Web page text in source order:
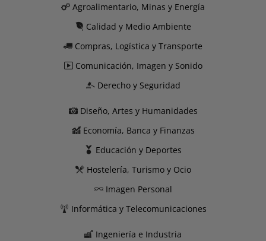
Agroalimentario, Minas y Energía
Calidad y Medio Ambiente
Compras, Logística y Transporte
Comunicación, Imagen y Sonido
Derecho y Seguridad
Diseño, Artes y Humanidades
Economía, Banca y Finanzas
Educación y Deportes
Hostelería, Turismo y Ocio
Imagen Personal
Informática y Telecomunicaciones
Ingeniería e Industria